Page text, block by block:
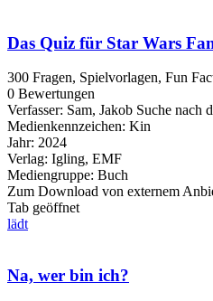
Das Quiz für Star Wars
300 Fragen, Spielvorlagen, Fun
0 Bewertungen
Verfasser: Sam, Jakob Suche nach
Medienkennzeichen: Kin
Jahr: 2024
Verlag: Igling, EMF
Mediengruppe: Buch
Zum Download von externem
Tab geöffnet
lädt
Na, wer bin ich?